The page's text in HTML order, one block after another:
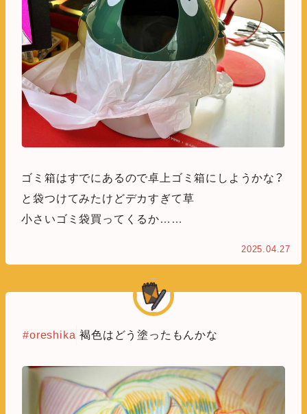
ゴミ箱はすでにあるので卓上ゴミ箱にしようかな？
と袋つけてみたけどデカすぎて草
小さいゴミ袋買ってくるか……
2025.04.27
#oreshika 褐色はどう塗ったもんかな